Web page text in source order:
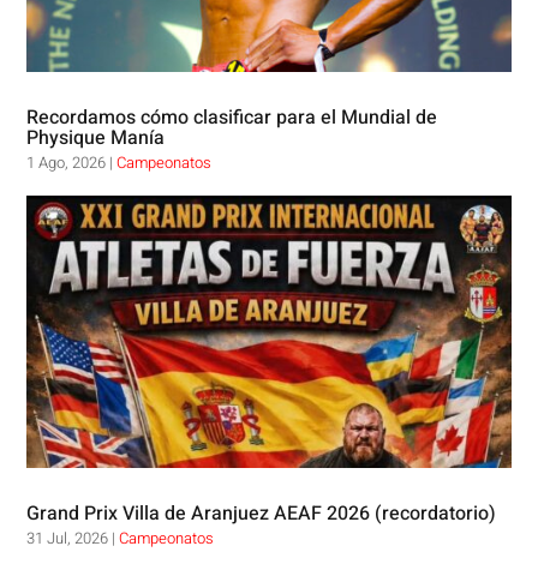
Recordamos cómo clasificar para el Mundial de
Physique Manía
1 Ago, 2026 |Campeonatos
Grand Prix Villa de Aranjuez AEAF 2026 (recordatorio)
31 Jul, 2026 |Campeonatos